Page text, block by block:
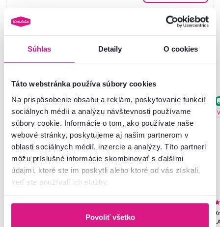
Súhlas Detaily O cookies
Táto webstránka používa súbory cookies
Na prispôsobenie obsahu a reklám, poskytovanie funkcií
sociálnych médií a analýzu návštevnosti používame
súbory cookie. Informácie o tom, ako používate naše
webové stránky, poskytujeme aj našim partnerom v
oblasti sociálnych médií, inzercie a analýzy. Títo partneri
môžu príslušné informácie skombinovať s ďalšími
údajmi, ktoré ste im poskytli alebo ktoré od vás získali,
keď ste používali ich služby.
Povoliť všetko
Podobné produkty
Zadarmo
Akcia
Posledné kusy
Posteľ s roštom pre 2 deti,
Zadarmo Akcia
Posteľ s roštom, biela, 90x200,
TOSIA